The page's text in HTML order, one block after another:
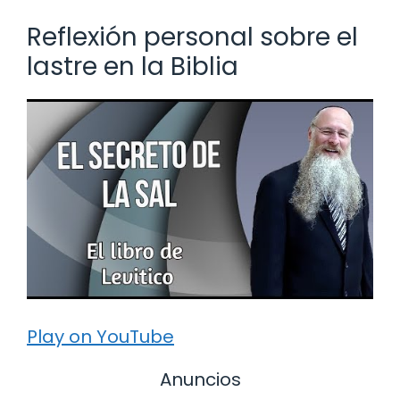
Reflexión personal sobre el
lastre en la Biblia
Play on YouTube
Anuncios